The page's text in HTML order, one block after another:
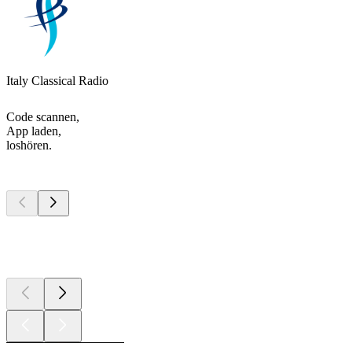
Italy Classical Radio
Code scannen,
App laden,
loshören.